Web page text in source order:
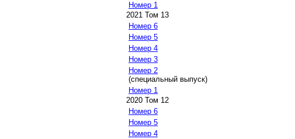
Номер 1
2021 Том 13
Номер 6
Номер 5
Номер 4
Номер 3
Номер 2
(специальный выпуск)
Номер 1
2020 Том 12
Номер 6
Номер 5
Номер 4